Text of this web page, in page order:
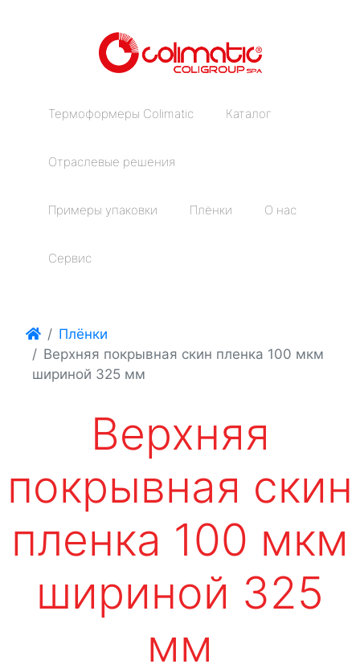
Термоформеры Colimatic Каталог
Отраслевые решения
Примеры упаковки Плёнки О нас
Сервис
Плёнки
Верхняя покрывная скин пленка 100 мкм
шириной 325 мм
Верхняя
покрывная скин
пленка 100 мкм
шириной 325
мм